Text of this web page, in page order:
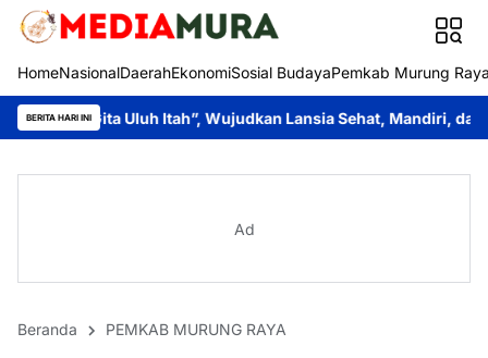
HomeNasionalDaerahEkonomiSosial BudayaPemkab Murung
BERITA HARI INI
Itah”, Wujudkan Lansia Sehat, Mandiri, dan Produktif
Ad
Beranda PEMKAB MURUNG RAYA